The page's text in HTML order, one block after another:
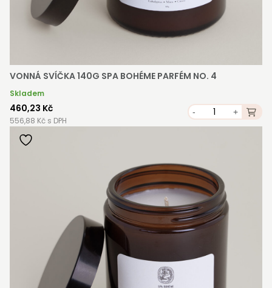
VONNÁ SVÍČKA 140G SPA BOHÉME PARFÉM NO. 4
Skladem
460,23 Kč
556,88 Kč s DPH
- +